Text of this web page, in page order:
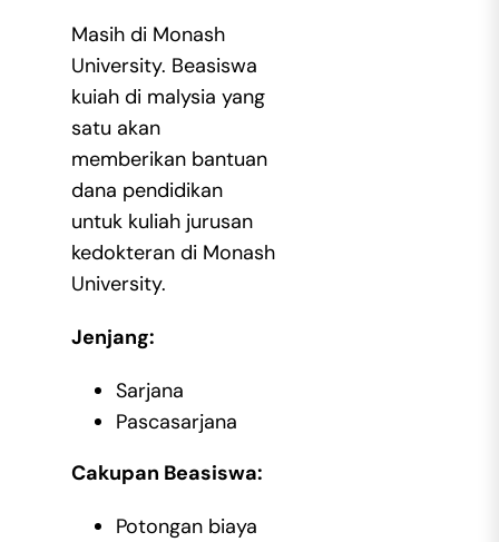
Masih di Monash
University. Beasiswa
kuiah di malysia yang
satu akan
memberikan bantuan
dana pendidikan
untuk kuliah jurusan
kedokteran di Monash
University.
Jenjang:
Sarjana
Pascasarjana
Cakupan Beasiswa:
Potongan biaya